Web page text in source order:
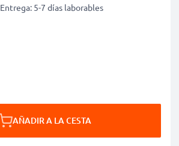
Entrega: 5-7 días laborables
AÑADIR A LA CESTA